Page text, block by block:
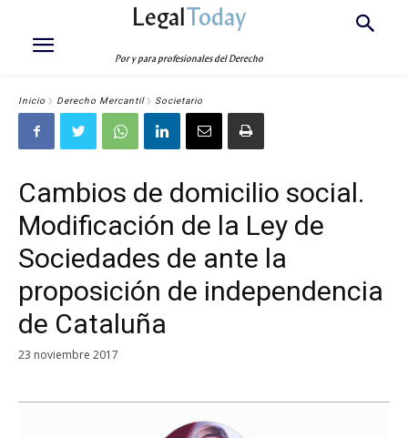
LegalToday
Por y para profesionales del Derecho
Inicio Derecho Mercantil Societario
Cambios de domicilio social.
Modificación de la Ley de
Sociedades de ante la
proposición de independencia
de Cataluña
23 noviembre 2017